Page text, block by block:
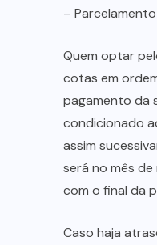
–
Quem optar
cotas em
pagamento da
condicionado
assim
será no mês
com o final da
Caso haja